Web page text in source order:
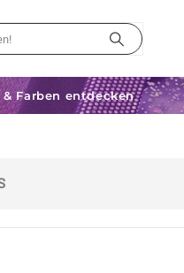
& Farben entdecken